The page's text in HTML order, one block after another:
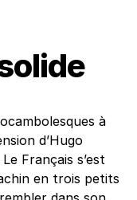
à
d’Hugo
Français s’est
en trois petits